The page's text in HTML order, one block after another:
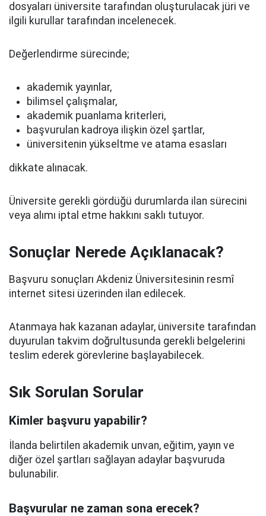
dosyaları üniversite tarafından oluşturulacak jüri ve
ilgili kurullar tarafından incelenecek.
Değerlendirme sürecinde;
akademik yayınlar,
bilimsel çalışmalar,
akademik puanlama kriterleri,
başvurulan kadroya ilişkin özel şartlar,
üniversitenin yükseltme ve atama esasları
dikkate alınacak.
Üniversite gerekli gördüğü durumlarda ilan sürecini
veya alımı iptal etme hakkını saklı tutuyor.
Sonuçlar Nerede Açıklanacak?
Başvuru sonuçları Akdeniz Üniversitesinin resmî
internet sitesi üzerinden ilan edilecek.
Atanmaya hak kazanan adaylar, üniversite tarafından
duyurulan takvim doğrultusunda gerekli belgelerini
teslim ederek görevlerine başlayabilecek.
Sık Sorulan Sorular
Kimler başvuru yapabilir?
İlanda belirtilen akademik unvan, eğitim, yayın ve
diğer özel şartları sağlayan adaylar başvuruda
bulunabilir.
Başvurular ne zaman sona erecek?